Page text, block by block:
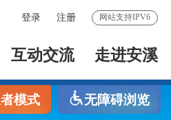
登录 注册 网站支持IPV6
互动交流 走进安溪
模式 无障碍浏览